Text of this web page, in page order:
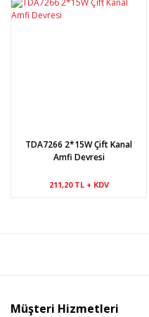
TDA7266 2*15W Çift Kanal
Amfi Devresi
211,20 TL + KDV
Müşteri Hizmetleri